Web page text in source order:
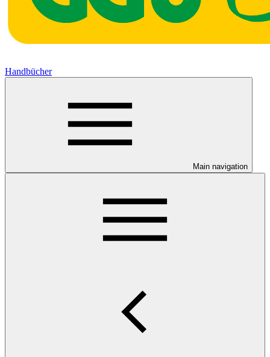
Handbücher
Main navigation